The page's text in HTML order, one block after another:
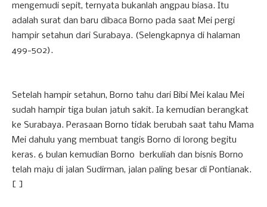
mengemudi sepit, ternyata bukanlah angpau biasa. Itu
adalah surat dan baru dibaca Borno pada saat Mei pergi
hampir setahun dari Surabaya. (Selengkapnya di halaman
499-502).
Setelah hampir setahun, Borno tahu dari Bibi Mei kalau Mei
sudah hampir tiga bulan jatuh sakit. Ia kemudian berangkat
ke Surabaya. Perasaan Borno tidak berubah saat tahu Mama
Mei dahulu yang membuat tangis Borno di lorong begitu
keras. 6 bulan kemudian Borno berkuliah dan bisnis Borno
telah maju di jalan Sudirman, jalan paling besar di Pontianak.
[ ]